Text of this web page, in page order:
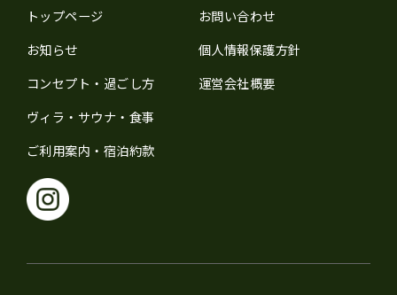
トップページ
お知らせ
コンセプト・過ごし⽅
ヴィラ・サウナ・⾷事
ご利⽤案内・宿泊約款
お問い合わせ
個⼈情報保護⽅針
運営会社概要